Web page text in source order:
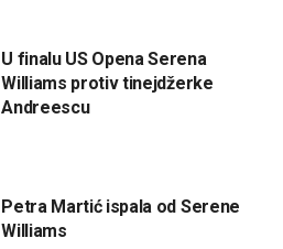
U finalu US Opena Serena
Williams protiv tinejdžerke
Andreescu
Petra Martić ispala od Serene
Williams